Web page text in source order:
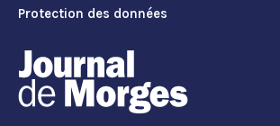
Protection des données